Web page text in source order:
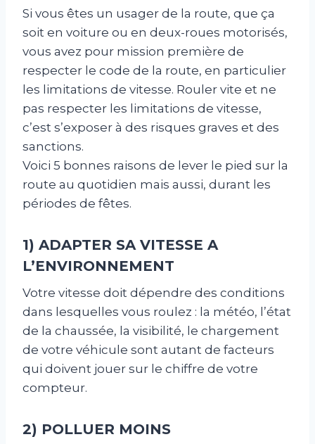
Si vous êtes un usager de la route, que ça
soit en voiture ou en deux-roues motorisés,
vous avez pour mission première de
respecter le code de la route, en particulier
les limitations de vitesse. Rouler vite et ne
pas respecter les limitations de vitesse,
c’est s’exposer à des risques graves et des
sanctions.
Voici 5 bonnes raisons de lever le pied sur la
route au quotidien mais aussi, durant les
périodes de fêtes.
1) ADAPTER SA VITESSE A
L’ENVIRONNEMENT
Votre vitesse doit dépendre des conditions
dans lesquelles vous roulez : la météo, l’état
de la chaussée, la visibilité, le chargement
de votre véhicule sont autant de facteurs
qui doivent jouer sur le chiffre de votre
compteur.
2) POLLUER MOINS